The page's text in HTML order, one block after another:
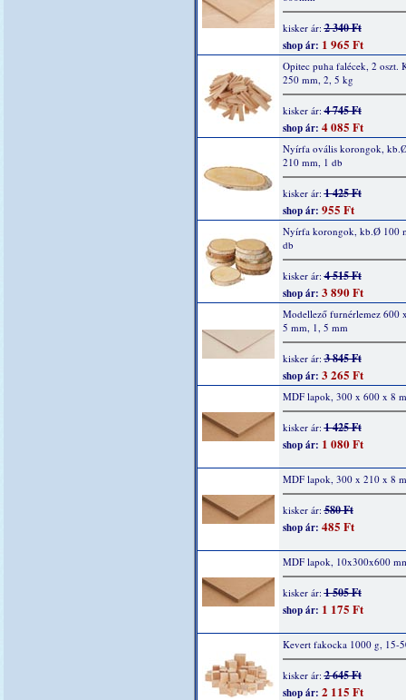
kisker ár:2 340 Ft
shop ár: 1 965 Ft
Opitec puha falécek, 2 oszt.
250 mm, 2, 5 kg
kisker ár:4 745 Ft
shop ár: 4 085 Ft
Nyírfa ovális korongok,
210 mm, 1 db
kisker ár:1 425 Ft
shop ár: 955 Ft
Nyírfa korongok, kb.Ø 100
db
kisker ár:4 515 Ft
shop ár: 3 890 Ft
Modellező furnérlemez 600
5 mm, 1, 5 mm
kisker ár:3 845 Ft
shop ár: 3 265 Ft
MDF lapok, 300 x 600 x 8
kisker ár:1 425 Ft
shop ár: 1 080 Ft
MDF lapok, 300 x 210 x 8
kisker ár:580 Ft
shop ár: 485 Ft
MDF lapok, 10x300x600
kisker ár:1 505 Ft
shop ár: 1 175 Ft
Kevert fakocka 1000 g, 15-
kisker ár:2 645 Ft
shop ár: 2 115 Ft